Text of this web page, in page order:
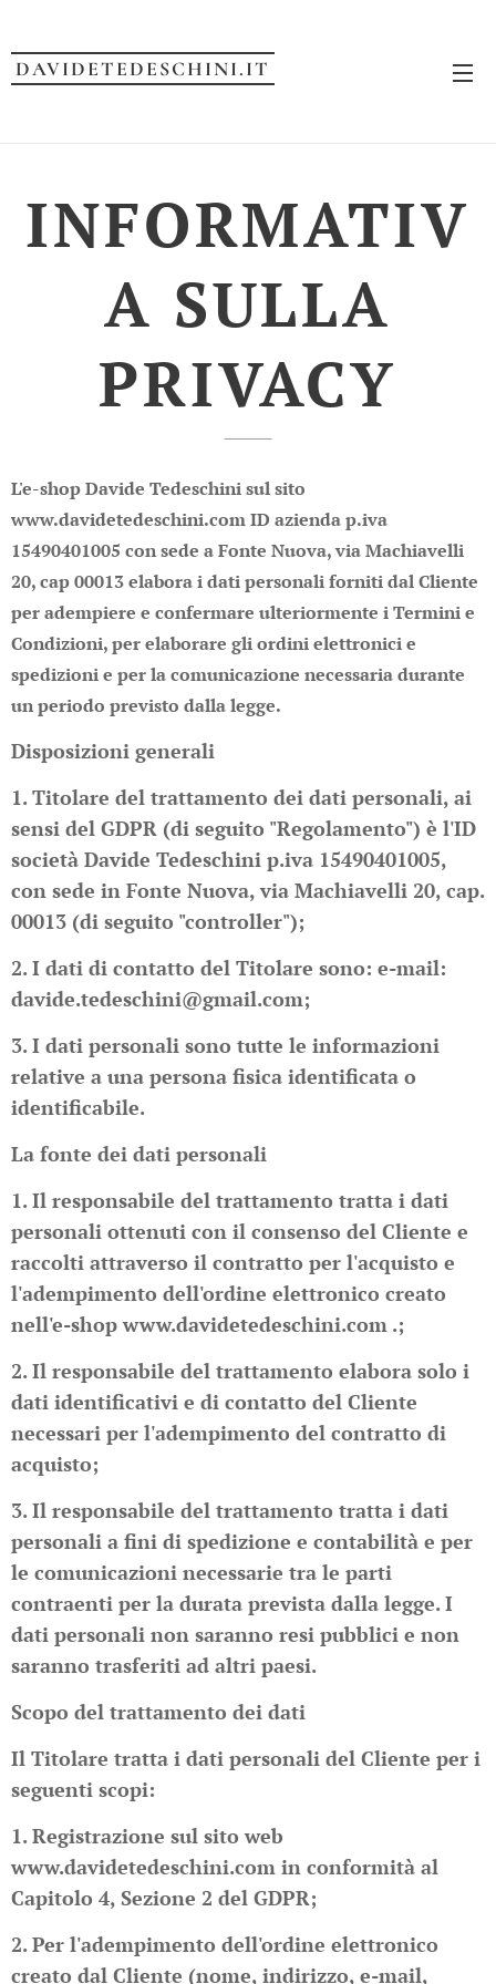
DAVIDETEDESCHINI.IT
INFORMATIV
A SULLA
PRIVACY
L'e-shop Davide Tedeschini sul sito
www.davidetedeschini.com ID azienda p.iva
15490401005 con sede a Fonte Nuova, via Machiavelli
20, cap 00013 elabora i dati personali forniti dal Cliente
per adempiere e confermare ulteriormente i Termini e
Condizioni, per elaborare gli ordini elettronici e
spedizioni e per la comunicazione necessaria durante
un periodo previsto dalla legge.
Disposizioni generali
1. Titolare del trattamento dei dati personali, ai
sensi del GDPR (di seguito "Regolamento") è l'ID
società Davide Tedeschini p.iva 15490401005,
con sede in Fonte Nuova, via Machiavelli 20, cap.
00013 (di seguito "controller");
2. I dati di contatto del Titolare sono: e-mail:
davide.tedeschini@gmail.com;
3. I dati personali sono tutte le informazioni
relative a una persona fisica identificata o
identificabile.
La fonte dei dati personali
1. Il responsabile del trattamento tratta i dati
personali ottenuti con il consenso del Cliente e
raccolti attraverso il contratto per l'acquisto e
l'adempimento dell'ordine elettronico creato
nell'e-shop www.davidetedeschini.com .;
2. Il responsabile del trattamento elabora solo i
dati identificativi e di contatto del Cliente
necessari per l'adempimento del contratto di
acquisto;
3. Il responsabile del trattamento tratta i dati
personali a fini di spedizione e contabilità e per
le comunicazioni necessarie tra le parti
contraenti per la durata prevista dalla legge. I
dati personali non saranno resi pubblici e non
saranno trasferiti ad altri paesi.
Scopo del trattamento dei dati
Il Titolare tratta i dati personali del Cliente per i
seguenti scopi:
1. Registrazione sul sito web
www.davidetedeschini.com in conformità al
Capitolo 4, Sezione 2 del GDPR;
2. Per l'adempimento dell'ordine elettronico
creato dal Cliente (nome, indirizzo, e-mail,